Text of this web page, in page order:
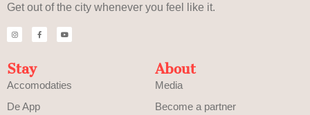
Get out of the city whenever you feel like it.
Stay
Accomodaties
De App
About
Media
Become a partner